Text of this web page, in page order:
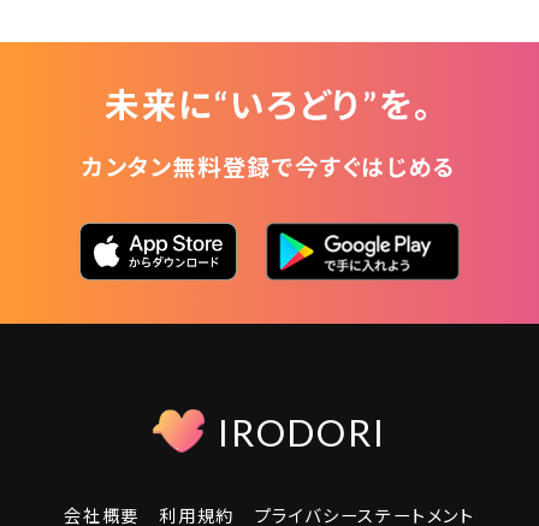
未来に“いろどり”を。
カンタン無料登録で今すぐはじめる
IRODORI
会社概要 利用規約
プライバシーステートメント